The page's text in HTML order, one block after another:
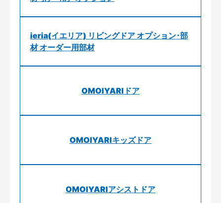
ieria(イエリア) リビングドア オプション･部
材 オーダー用部材
OMOIYARIドア
OMOIYARIキッズドア
OMOIYARIアシストドア